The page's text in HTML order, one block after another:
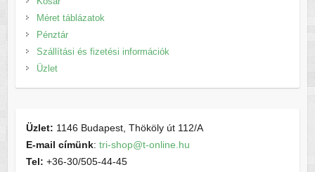
Méret táblázatok
Pénztár
Szállítási és fizetési információk
Üzlet
Üzlet: 1146 Budapest, Thököly út 112/A
E-mail címünk: tri-shop@t-online.hu
Tel: +36-30/505-44-45